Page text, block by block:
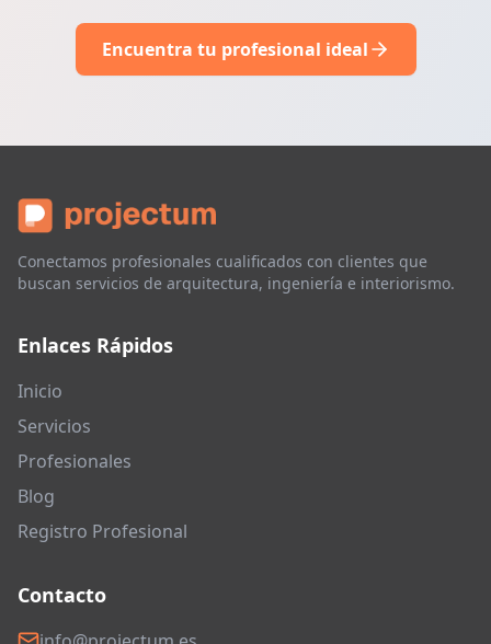
Encuentra tu profesional ideal
Conectamos profesionales cualificados con clientes que
buscan servicios de arquitectura, ingeniería e interiorismo.
Enlaces Rápidos
Inicio
Servicios
Profesionales
Blog
Registro Profesional
Contacto